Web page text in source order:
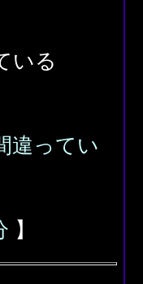
いる
違ってい
】